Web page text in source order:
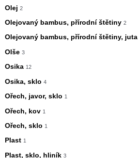
Olej 2
Olejovaný bambus, přírodní štětiny 2
Olejovaný bambus, přírodní štětiny, juta
Olše 3
Osika 12
Osika, sklo 4
Ořech, javor, sklo 1
Ořech, kov 1
Ořech, sklo 1
Plast 1
Plast, sklo, hliník 3